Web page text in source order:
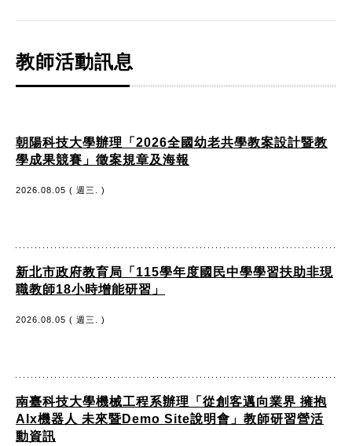
教師活動訊息
朝陽科技大學辦理「2026全國幼老共學教案設計暨教
學成果競賽」徵案規章及海報
2026.08.05 ( 週三. )
新北市政府教育局「115學年度國民中學學習扶助非現
職教師18小時增能研習」
2026.08.05 ( 週三. )
南臺科技大學機械工程系辦理「從創客邁向業界 擁抱
AIx機器人 未來暨Demo Site說明會」教師研習營活
動資訊